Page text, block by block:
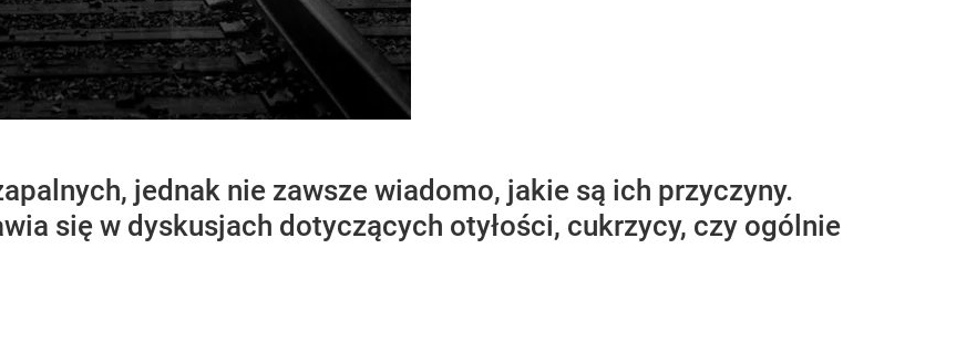
jednak nie zawsze wiadomo, jakie są ich przyczyny.
się w dyskusjach dotyczących otyłości, cukrzycy, czy ogólnie